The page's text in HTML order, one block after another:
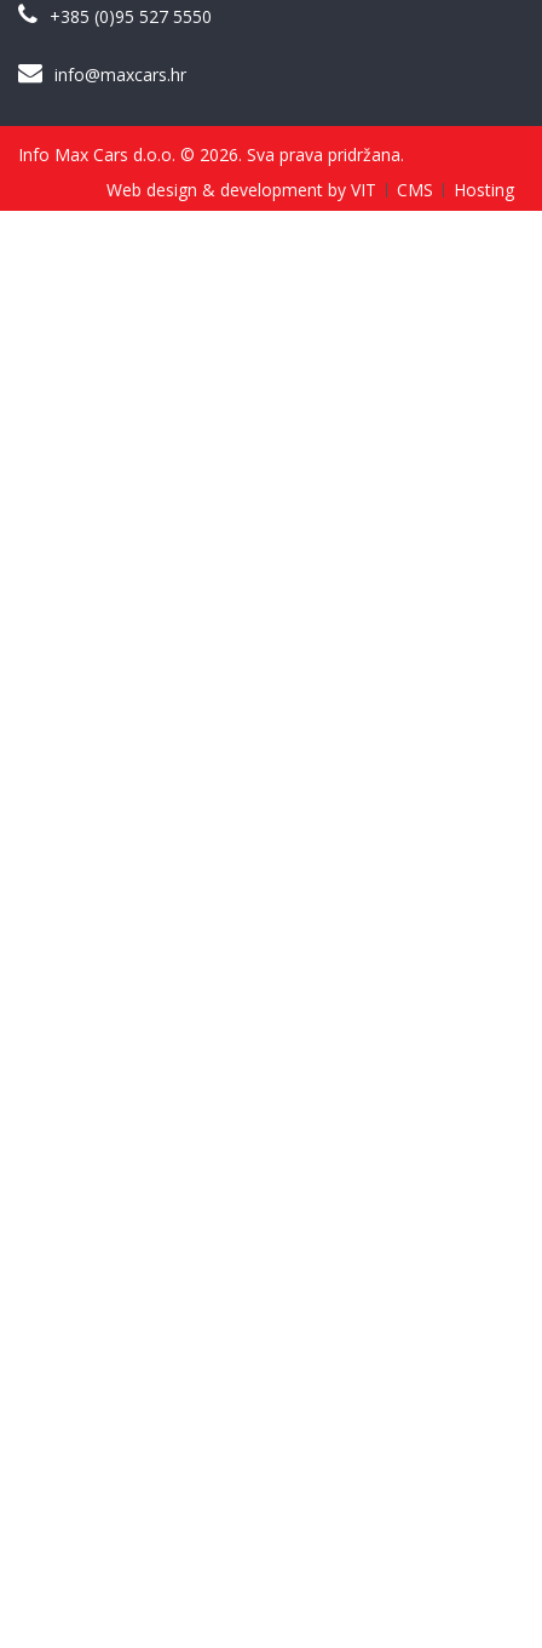
+385 (0)95 527 5550
info@maxcars.hr
Info Max Cars d.o.o. © 2026. Sva prava pridržana.
Web design & development by VIT
CMS Hosting